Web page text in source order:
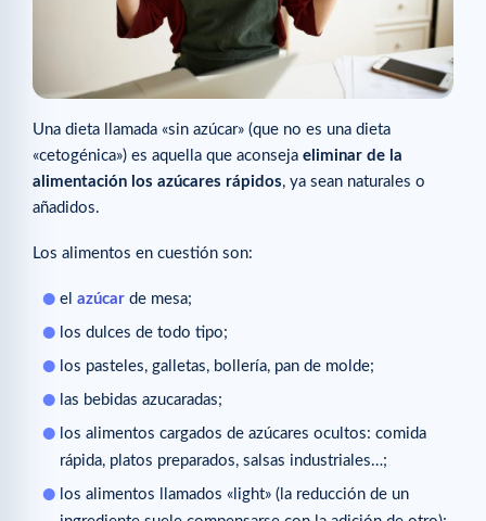
Una dieta llamada «sin azúcar» (que no es una dieta
«cetogénica») es aquella que aconseja eliminar de la
alimentación los azúcares rápidos, ya sean naturales o
añadidos.
Los alimentos en cuestión son:
el azúcar de mesa;
los dulces de todo tipo;
los pasteles, galletas, bollería, pan de molde;
las bebidas azucaradas;
los alimentos cargados de azúcares ocultos: comida
rápida, platos preparados, salsas industriales…;
los alimentos llamados «light» (la reducción de un